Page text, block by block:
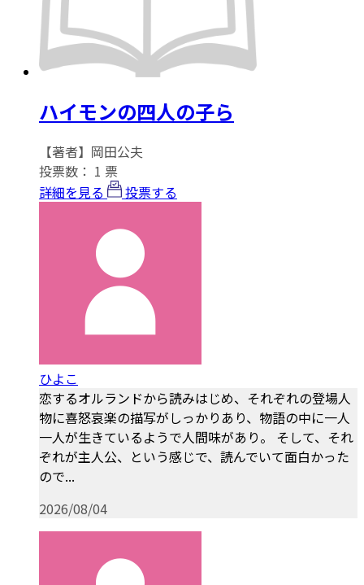
ハイモンの四人の子ら
【著者】岡田公夫
投票数： 1 票
詳細を見る
投票する
ひよこ
恋するオルランドから読みはじめ、それぞれの登場人
物に喜怒哀楽の描写がしっかりあり、物語の中に一人
一人が生きているようで人間味があり。 そして、それ
ぞれが主人公、という感じで、読んでいて面白かった
ので...
2026/08/04